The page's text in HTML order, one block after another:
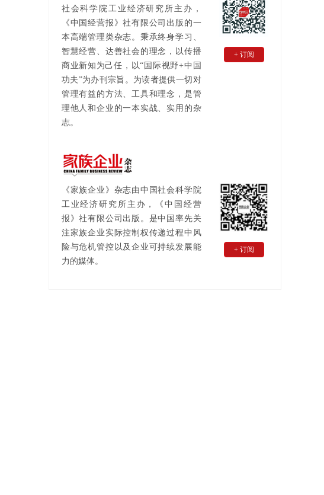
社会科学院工业经济研究所主办，
《中国经营报》社有限公司出版的一
本高端管理类杂志。秉承终身学习、
智慧经营、达善社会的理念，以传播
商业新知为己任，以“国际视野+中国
功夫”为办刊宗旨。为读者提供一切对
管理有益的方法、工具和理念，是管
理他人和企业的一本实战、实用的杂
志。
+ 订阅
《家族企业》杂志由中国社会科学院
工业经济研究所主办，《中国经营
报》社有限公司出版。是中国率先关
注家族企业实际控制权传递过程中风
险与危机管控以及企业可持续发展能
力的媒体。
+ 订阅